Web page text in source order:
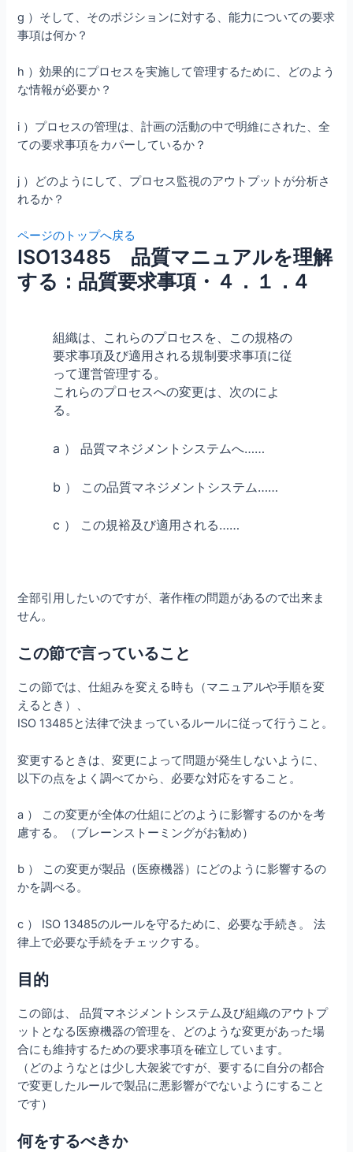
g ）そして、そのポジションに対する、能力についての要求
事項は何か？
h ）効果的にプロセスを実施して管理するために、どのよう
な情報が必要か？
i ）プロセスの管理は、計画の活動の中で明維にされた、全
ての要求事項をカパーしているか？
j ）どのようにして、プロセス監視のアウトプットが分析さ
れるか？
ページのトップへ戻る
ISO13485 品質マニュアルを理解
する：品質要求事項・４．１．4
組織は、これらのプロセスを、この規格の
要求事項及び適用される規制要求事項に従
って運営管理する。
これらのプロセスへの変更は、次のによ
る。
a ） 品質マネジメントシステムへ……
b ） この品質マネジメントシステム……
c ） この規裕及び適用される……
全部引用したいのですが、著作権の問題があるので出来ま
せん。
この節で言っていること
この節では、仕組みを変える時も（マニュアルや手順を変
えるとき）、
ISO 13485と法律で決まっているルールに従って行うこと。
変更するときは、変更によって問題が発生しないように、
以下の点をよく調べてから、必要な対応をすること。
a ） この変更が全体の仕組にどのように影響するのかを考
慮する。（ブレーンストーミングがお勧め）
b ） この変更が製品（医療機器）にどのように影響するの
かを調べる。
c ） ISO 13485のルールを守るために、必要な手続き。 法
律上で必要な手続をチェックする。
目的
この節は、 品質マネジメントシステム及び組織のアウトプ
ットとなる医療機器の管理を、どのような変更があった場
合にも維持するための要求事項を確立しています。
（どのようなとは少し大袈裟ですが、要するに自分の都合
で変更したルールで製品に悪影響がでないようにすること
です）
何をするべきか